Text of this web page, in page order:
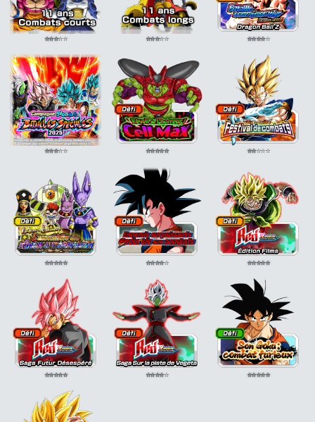
⭐⭐⭐⭐⭐ ⭐⭐⭐⭐⭐ ⭐⭐⭐⭐⭐
⭐⭐⭐⭐⭐ ⭐⭐⭐⭐⭐ ⭐⭐⭐⭐⭐
⭐⭐⭐⭐⭐ ⭐⭐⭐⭐⭐ ⭐⭐⭐⭐⭐
⭐⭐⭐⭐⭐ ⭐⭐⭐⭐⭐ ⭐⭐⭐⭐⭐